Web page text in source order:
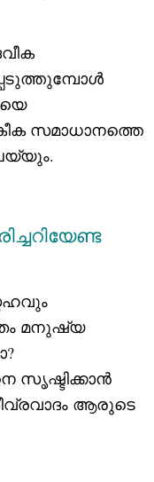
സമാധാനത്തെ
മനുഷ്യ
സൃഷ്ടിക്കാൻ
ആരുടെ